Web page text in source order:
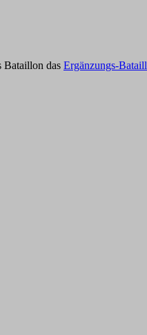
Bataillon das Ergänzungs-